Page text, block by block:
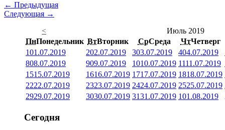
← Предыдущая
Следующая →
<
Июль 2019
ПнПонедельник ВтВторник СрСреда ЧтЧетверг
101.07.2019 202.07.2019 303.07.2019 404.07.2019
808.07.2019 909.07.2019 1010.07.2019 1111.07.2019
1515.07.2019 1616.07.2019 1717.07.2019 1818.07.2019
2222.07.2019 2323.07.2019 2424.07.2019 2525.07.2019
2929.07.2019 3030.07.2019 3131.07.2019 101.08.2019
Сегодня